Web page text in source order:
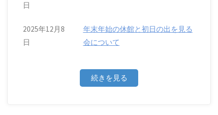
日
2025年12月8
日
年末年始の休館と初日の出を見る
会について
続きを見る